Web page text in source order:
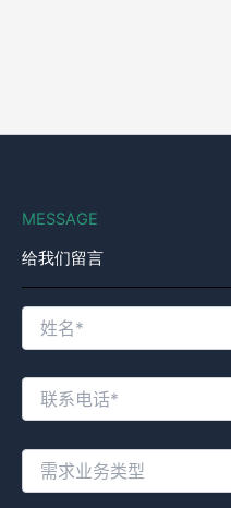
MESSAGE
给我们留言